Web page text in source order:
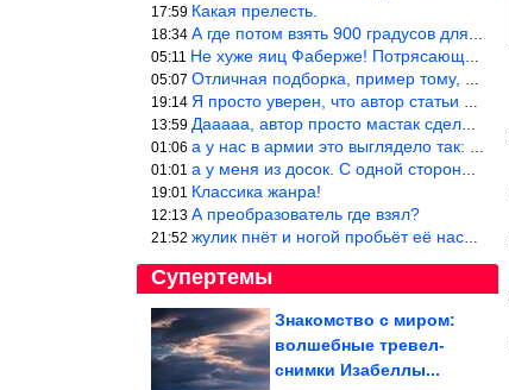
17:59 Какая прелесть.
18:34 А где потом взять 900 градусов для обжига?
05:11 Не хуже яиц Фаберже! Потрясающе!!! Молодчина....!!!
05:07 Отличная подборка, пример тому, чем можно и сейчас заниматься…
19:14 Я просто уверен, что автор статьи никогда не будет использовать
13:59 Дааааа, автор просто мастак сделать интригу на ровном месте! А н
01:06 а у нас в армии это выглядело так: снизу полозья из сваренные тр
01:01 а у меня из досок. С одной стороны сарай, а другая половина — ду
19:01 Классика жанра!
12:13 А преобразователь где взял?
21:52 жулик пнёт и ногой пробьёт её насквозь. Но даже если и никогда н
Супертемы
Земля удивительнее,
Знакомство с миром:
волшебные тревел-
снимки Изабеллы...